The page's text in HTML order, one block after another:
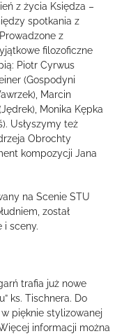
z życia Księdza –
spotkania z
z
filozoficzne
Piotr Cyrwus
(Gospodyni
Marcin
Monika Kępka
Usłyszymy też
Obrochty
kompozycji Jana
na Scenie STU
został
i sceny.
trafia już nowe
ks. Tischnera. Do
pięknie stylizowanej
informacji można